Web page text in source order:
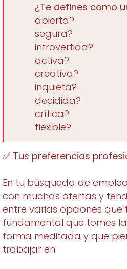
¿Te defines como
abierta?
segura?
introvertida?
activa?
creativa?
inquieta?
decidida?
crítica?
flexible?
✅ Tus preferencias
En tu búsqueda de
con muchas ofertas y
entre varias opciones que
fundamental que tomes
forma meditada y que
trabajar en: